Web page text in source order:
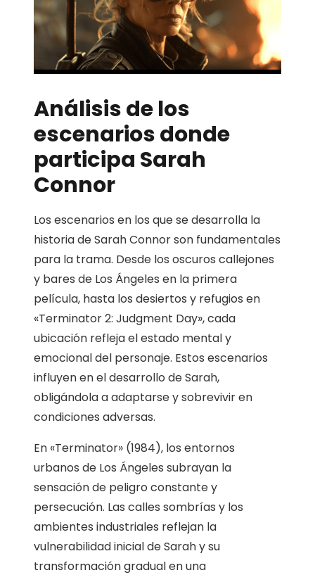
Análisis de los
escenarios donde
participa Sarah
Connor
Los escenarios en los que se desarrolla la
historia de Sarah Connor son fundamentales
para la trama. Desde los oscuros callejones
y bares de Los Ángeles en la primera
película, hasta los desiertos y refugios en
«Terminator 2: Judgment Day», cada
ubicación refleja el estado mental y
emocional del personaje. Estos escenarios
influyen en el desarrollo de Sarah,
obligándola a adaptarse y sobrevivir en
condiciones adversas.
En «Terminator» (1984), los entornos
urbanos de Los Ángeles subrayan la
sensación de peligro constante y
persecución. Las calles sombrías y los
ambientes industriales reflejan la
vulnerabilidad inicial de Sarah y su
transformación gradual en una